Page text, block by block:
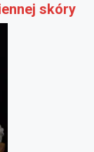
skóry